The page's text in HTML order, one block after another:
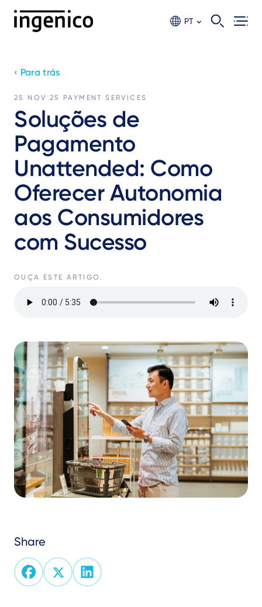
PT
‹ Para trás
25 NOV 25 PAYMENT SERVICES
Soluções de
Pagamento
Unattended: Como
Oferecer Autonomia
aos Consumidores
com Sucesso
OUÇA ESTE ARTIGO.
file
Share